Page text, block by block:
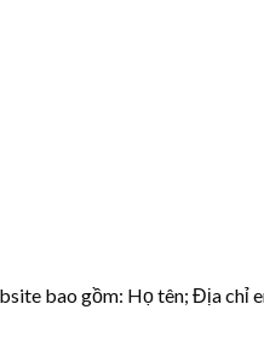
bao gồm: Họ tên; Địa chỉ